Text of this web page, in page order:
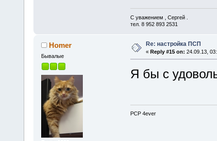
С уважением , Сергей .
тел. 8 952 893 2531
Homer
Бывалые
Re: настройка ПСП
« Reply #15 on: 24.09.13,
Я бы с
PCP 4ever